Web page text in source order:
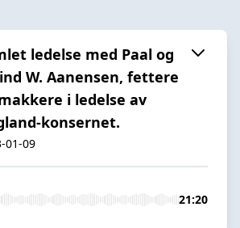
ledelse med Paal og
W. Aanensen, fettere
i ledelse av
konsernet.
01-09
21:20